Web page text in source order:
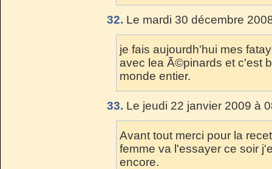
32. Le mardi 30 décembre
je fais aujourdh'hui mes
avec lea Ã©pinards et c'est
monde entier.
33. Le jeudi 22 janvier 2009 à
Avant tout merci pour la
femme va l'essayer ce soir
encore.